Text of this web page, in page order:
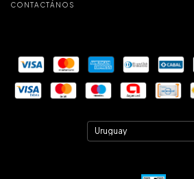
CONTACTÁNOS